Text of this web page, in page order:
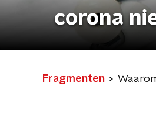
corona
Fragmenten